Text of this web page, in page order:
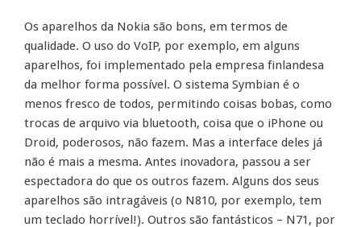
Os aparelhos da Nokia são bons, em termos de
qualidade. O uso do VoIP, por exemplo, em alguns
aparelhos, foi implementado pela empresa finlandesa
da melhor forma possível. O sistema Symbian é o
menos fresco de todos, permitindo coisas bobas, como
trocas de arquivo via bluetooth, coisa que o iPhone ou
Droid, poderosos, não fazem. Mas a interface deles já
não é mais a mesma. Antes inovadora, passou a ser
espectadora do que os outros fazem. Alguns dos seus
aparelhos são intragáveis (o N810, por exemplo, tem
um teclado horrível!). Outros são fantásticos – N71, por